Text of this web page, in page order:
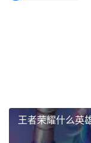
王者荣耀什么英